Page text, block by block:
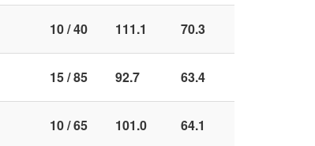
10 / 40 111.1 70.3
15 / 85 92.7 63.4
10 / 65 101.0 64.1